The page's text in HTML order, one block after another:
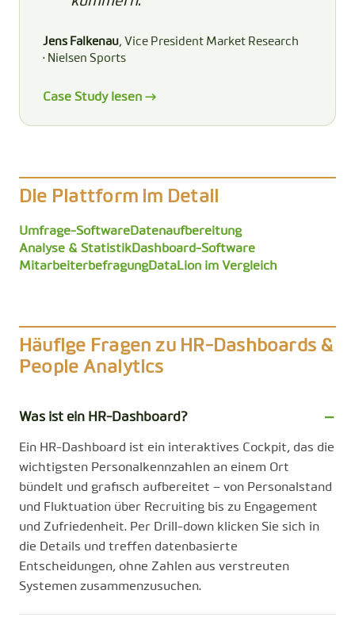
Jens Falkenau, Vice President Market Research
· Nielsen Sports
Case Study lesen →
Die Plattform im Detail
Umfrage-SoftwareDatenaufbereitung
Analyse & StatistikDashboard-Software
MitarbeiterbefragungDataLion im Vergleich
Häufige Fragen zu HR-Dashboards &
People Analytics
Was ist ein HR-Dashboard?
Ein HR-Dashboard ist ein interaktives Cockpit, das die
wichtigsten Personalkennzahlen an einem Ort
bündelt und grafisch aufbereitet – von Personalstand
und Fluktuation über Recruiting bis zu Engagement
und Zufriedenheit. Per Drill-down klicken Sie sich in
die Details und treffen datenbasierte
Entscheidungen, ohne Zahlen aus verstreuten
Systemen zusammenzusuchen.